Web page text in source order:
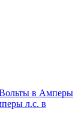
в Амперы
л.с. в